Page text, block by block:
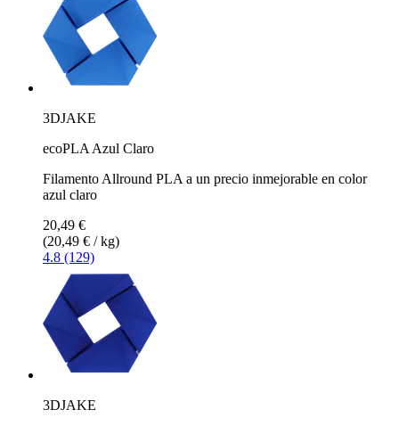
3DJAKE
ecoPLA Azul Claro
Filamento Allround PLA a un precio inmejorable en color
azul claro
20,49 €
(20,49 € / kg)
4.8 (129)
3DJAKE